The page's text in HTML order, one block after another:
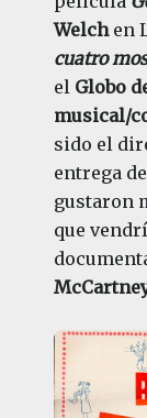
Welchen
cuatro
el Globo
musical/
sido el
entrega
gustaron
que